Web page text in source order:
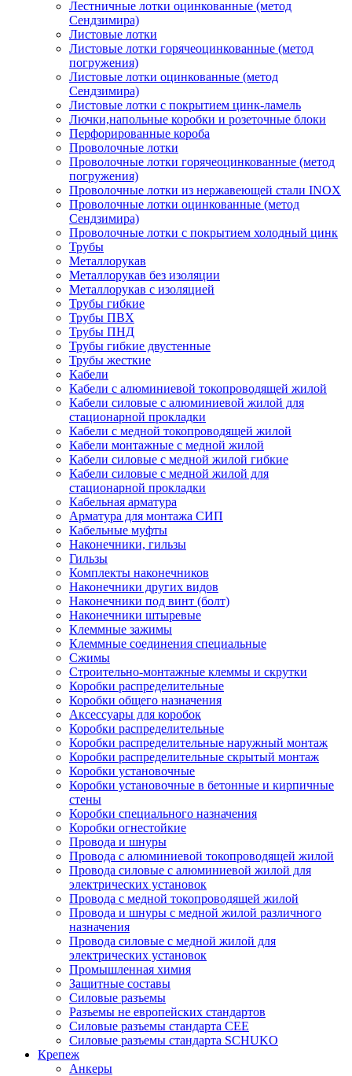
Лестничные лотки оцинкованные (метод
Сендзимира)
Листовые лотки
Листовые лотки горячеоцинкованные (метод
погружения)
Листовые лотки оцинкованные (метод
Сендзимира)
Листовые лотки с покрытием цинк-ламель
Лючки,напольные коробки и розеточные блоки
Перфорированные короба
Проволочные лотки
Проволочные лотки горячеоцинкованные (метод
погружения)
Проволочные лотки из нержавеющей стали INOX
Проволочные лотки оцинкованные (метод
Сендзимира)
Проволочные лотки с покрытием холодный цинк
Трубы
Металлорукав
Металлорукав без изоляции
Металлорукав с изоляцией
Трубы гибкие
Трубы ПВХ
Трубы ПНД
Трубы гибкие двустенные
Трубы жесткие
Кабели
Кабели с алюминиевой токопроводящей жилой
Кабели силовые с алюминиевой жилой для
стационарной прокладки
Кабели с медной токопроводящей жилой
Кабели монтажные с медной жилой
Кабели силовые с медной жилой гибкие
Кабели силовые с медной жилой для
стационарной прокладки
Кабельная арматура
Арматура для монтажа СИП
Кабельные муфты
Наконечники, гильзы
Гильзы
Комплекты наконечников
Наконечники других видов
Наконечники под винт (болт)
Наконечники штыревые
Клеммные зажимы
Клеммные соединения специальные
Сжимы
Строительно-монтажные клеммы и скрутки
Коробки распределительные
Коробки общего назначения
Аксессуары для коробок
Коробки распределительные
Коробки распределительные наружный монтаж
Коробки распределительные скрытый монтаж
Коробки установочные
Коробки установочные в бетонные и кирпичные
стены
Коробки специального назначения
Коробки огнестойкие
Провода и шнуры
Провода с алюминиевой токопроводящей жилой
Провода силовые с алюминиевой жилой для
электрических установок
Провода с медной токопроводящей жилой
Провода и шнуры с медной жилой различного
назначения
Провода силовые с медной жилой для
электрических установок
Промышленная химия
Защитные составы
Силовые разъемы
Разъемы не европейских стандартов
Силовые разъемы стандарта CEE
Силовые разъемы стандарта SCHUKO
Крепеж
Анкеры